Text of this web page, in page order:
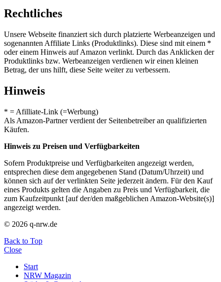
Rechtliches
Unsere Webseite finanziert sich durch platzierte Werbeanzeigen und
sogenannten Affiliate Links (Produktlinks). Diese sind mit einem *
oder einem Hinweis auf Amazon verlinkt. Durch das Anklicken der
Produktlinks bzw. Werbeanzeigen verdienen wir einen kleinen
Betrag, der uns hilft, diese Seite weiter zu verbessern.
Hinweis
* = Afilliate-Link (=Werbung)
Als Amazon-Partner verdient der Seitenbetreiber an qualifizierten
Käufen.
Hinweis zu Preisen und Verfügbarkeiten
Sofern Produktpreise und Verfügbarkeiten angezeigt werden,
entsprechen diese dem angegebenen Stand (Datum/Uhrzeit) und
können sich auf der verlinkten Seite jederzeit ändern. Für den Kauf
eines Produkts gelten die Angaben zu Preis und Verfügbarkeit, die
zum Kaufzeitpunkt [auf der/den maßgeblichen Amazon-Website(s)]
angezeigt werden.
© 2026 q-nrw.de
Back to Top
Close
Start
NRW Magazin